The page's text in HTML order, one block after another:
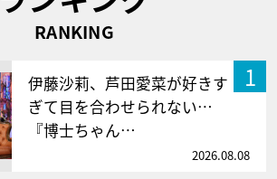
RANKING
1
伊藤沙莉、芦田愛菜が好きす
ぎて目を合わせられない…
『博士ちゃん…
2026.08.08